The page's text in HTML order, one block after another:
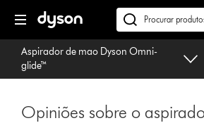
seguinte
Pesquisar
em
dyson.pt
Aspirador de mao Dyson Omni-
glide™
Opiniões sobre o